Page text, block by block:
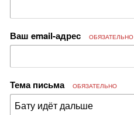
Ваш email-адрес ОБЯЗАТЕЛЬНО
Тема письма ОБЯЗАТЕЛЬНО